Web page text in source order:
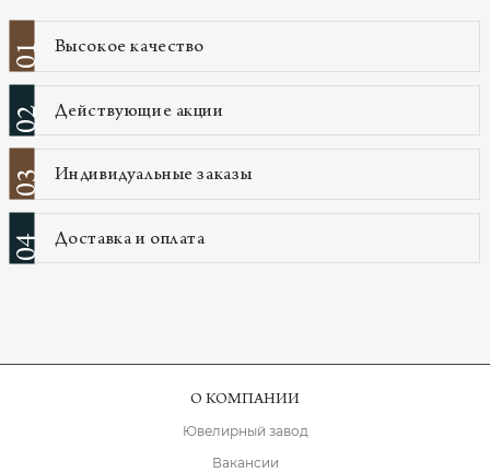
01 Высокое качество
02 Действующие акции
03 Индивидуальные заказы
04 Доставка и оплата
О КОМПАНИИ
Ювелирный завод
Вакансии